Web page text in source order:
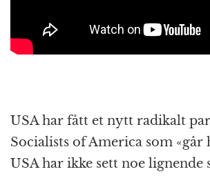
USA har fått et nytt radikalt
Socialists of America som «går
USA har ikke sett noe lignende